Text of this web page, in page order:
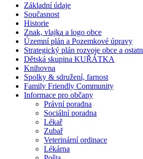
Základní údaje
Současnost
Historie
Znak, vlajka a logo obce
Územní plán a Pozemkové úpravy
Strategický plán rozvoje obce a
Dětská skupina KUŘÁTKA
Knihovna
Spolky & sdružení, farnost
Family Friendly Community
Informace pro občany
Právní poradna
Sociální poradna
Lékař
Zubař
Veterinární ordinace
Lékárna